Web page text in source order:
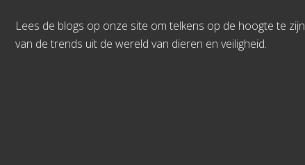
Lees de blogs op onze site om telkens op de hoogte te zijn
van de trends uit de wereld van dieren en veiligheid.